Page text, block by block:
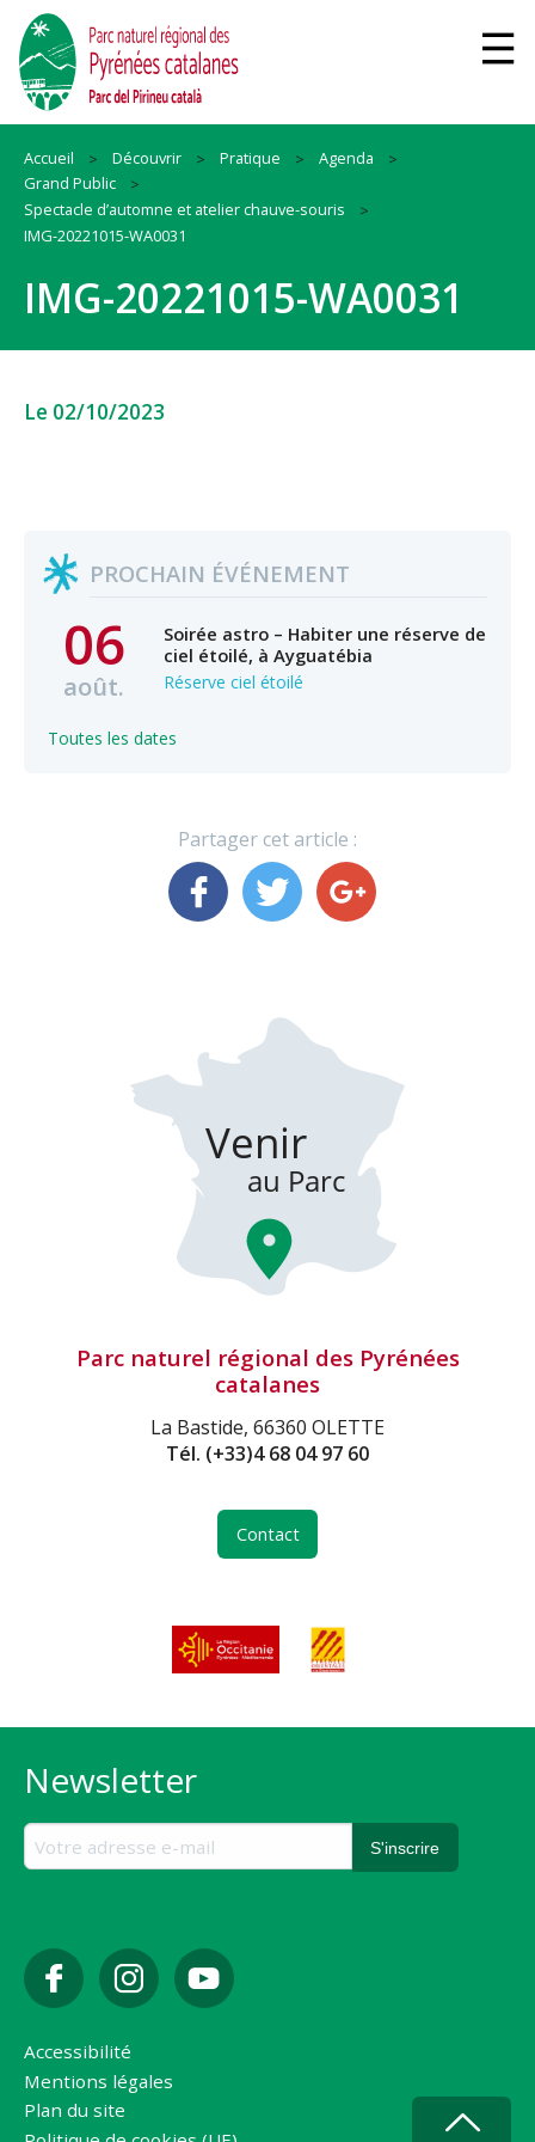
Accueil Découvrir Pratique
Agenda
Grand Public
Spectacle d’automne et atelier chauve-souris
IMG-20221015-WA0031
IMG-20221015-WA0031
Le 02/10/2023
PROCHAIN ÉVÉNEMENT
06
août.
Soirée astro – Habiter une réserve de
ciel étoilé, à Ayguatébia
Réserve ciel étoilé
Toutes les dates
Partager cet article :
Parc naturel régional des Pyrénées
catalanes
La Bastide, 66360 OLETTE
Tél. (+33)4 68 04 97 60
Contact
Newsletter
Accessibilité
Mentions légales
Plan du site